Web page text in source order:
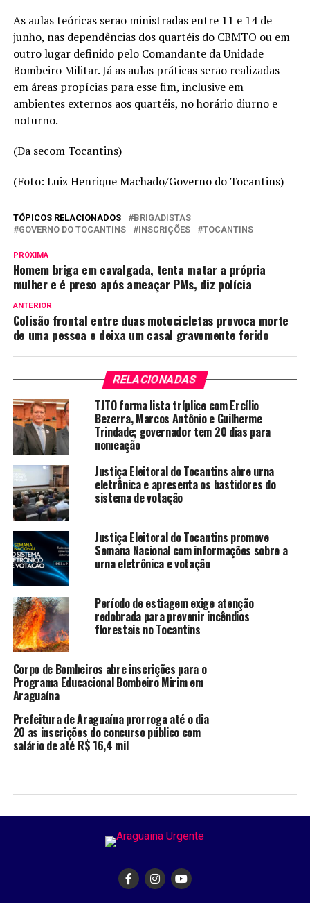
As aulas teóricas serão ministradas entre 11 e 14 de
junho, nas dependências dos quartéis do CBMTO ou em
outro lugar definido pelo Comandante da Unidade
Bombeiro Militar. Já as aulas práticas serão realizadas
em áreas propícias para esse fim, inclusive em
ambientes externos aos quartéis, no horário diurno e
noturno.
(Da secom Tocantins)
(Foto: Luiz Henrique Machado/Governo do Tocantins)
TÓPICOS RELACIONADOS
BRIGADISTAS
GOVERNO DO TOCANTINS
INSCRIÇÕES TOCANTINS
PRÓXIMA
Homem briga em cavalgada, tenta matar a própria
mulher e é preso após ameaçar PMs, diz polícia
ANTERIOR
Colisão frontal entre duas motocicletas provoca morte
de uma pessoa e deixa um casal gravemente ferido
RELACIONADAS
TJTO forma lista tríplice com Ercílio
Bezerra, Marcos Antônio e Guilherme
Trindade; governador tem 20 dias para
nomeação
Justiça Eleitoral do Tocantins abre urna
eletrônica e apresenta os bastidores do
sistema de votação
Justiça Eleitoral do Tocantins promove
Semana Nacional com informações sobre a
urna eletrônica e votação
Período de estiagem exige atenção
redobrada para prevenir incêndios
florestais no Tocantins
Corpo de Bombeiros abre inscrições para o
Programa Educacional Bombeiro Mirim em
Araguaína
Prefeitura de Araguaína prorroga até o dia
20 as inscrições do concurso público com
salário de até R$ 16,4 mil